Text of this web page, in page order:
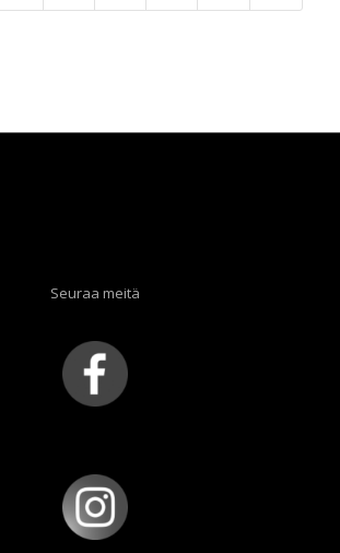
Seuraa meitä